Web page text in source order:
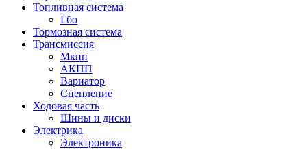
Топливная система
Гбо
Тормозная система
Трансмиссия
Мкпп
АКПП
Вариатор
Сцепление
Ходовая часть
Шины и диски
Электрика
Электроника